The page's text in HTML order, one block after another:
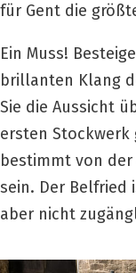
für Gent die
Ein Muss!
brillanten Klang
Sie die Aussicht
ersten Stockwerk
bestimmt von
sein. Der Belfried
aber nicht